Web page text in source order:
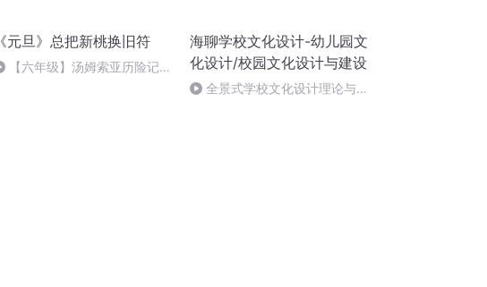
《元旦》总把新桃换旧符
【六年级】汤姆索亚历险记
海聊学校文化设计-幼儿园文
化设计/校园文化设计与建设
全景式学校文化设计理论与实